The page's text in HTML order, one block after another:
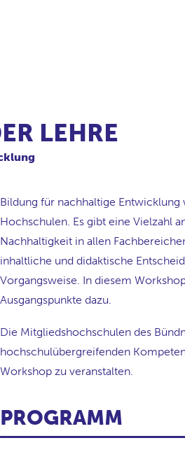
LEHRE
Bildung für nachhaltige
Hochschulen. Es gibt eine Vielzahl
Nachhaltigkeit in allen
inhaltliche und didaktische
Vorgangsweise. In diesem
Ausgangspunkte dazu.
Die Mitgliedshochschulen des
hochschulübergreifenden
Workshop zu veranstalten.
PROGRAMM